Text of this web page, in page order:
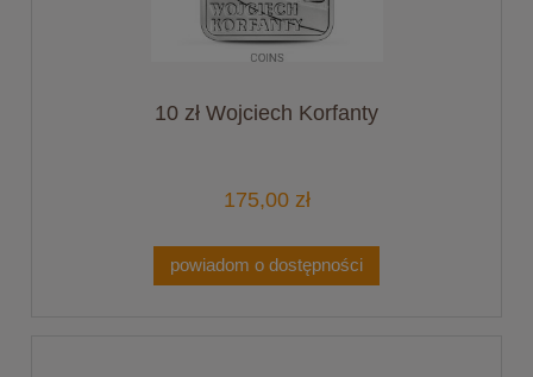
10 zł Wojciech Korfanty
175,00 zł
powiadom o dostępności